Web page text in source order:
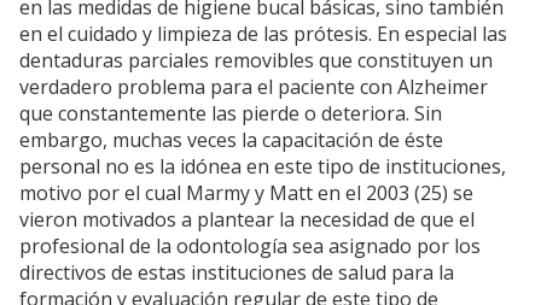
en las medidas de higiene bucal básicas, sino también
en el cuidado y limpieza de las prótesis. En especial las
dentaduras parciales removibles que constituyen un
verdadero problema para el paciente con Alzheimer
que constantemente las pierde o deteriora. Sin
embargo, muchas veces la capacitación de éste
personal no es la idónea en este tipo de instituciones,
motivo por el cual Marmy y Matt en el 2003 (25) se
vieron motivados a plantear la necesidad de que el
profesional de la odontología sea asignado por los
directivos de estas instituciones de salud para la
formación y evaluación regular de este tipo de